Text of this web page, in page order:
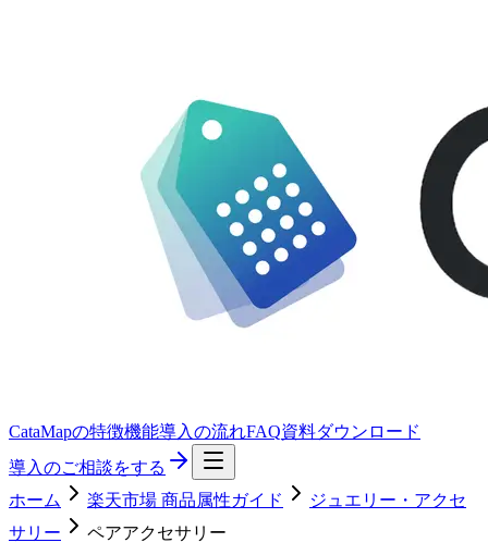
CataMapの特徴機能導入の流れFAQ資料ダウンロード
導入のご相談をする
ホーム
楽天市場 商品属性ガイド
ジュエリー・アクセ
サリー
ペアアクセサリー